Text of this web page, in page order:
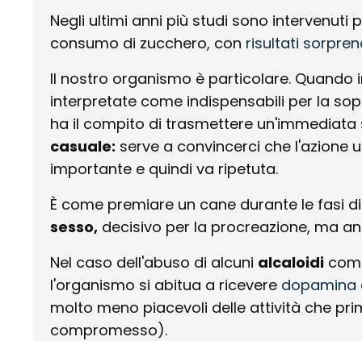
Negli ultimi anni più studi sono
consumo di zucchero, con risultati
Il nostro organismo è particolare.
interpretate come indispensabili per la
ha il compito di trasmettere un'immediata
casuale: serve a convincerci che l'azione
importante e quindi va ripetuta.
È come premiare un cane durante le fasi
sesso, decisivo per la procreazione, ma
Nel caso dell'abuso di alcuni alcaloidi
l'organismo si abitua a ricevere dopamina
molto meno piacevoli delle attività che
compromesso).